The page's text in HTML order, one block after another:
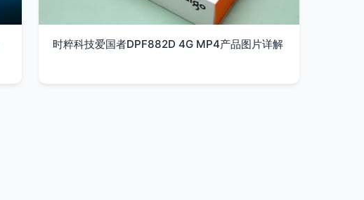
时粹科技爱国者DPF882D 4G MP4产品图片详解